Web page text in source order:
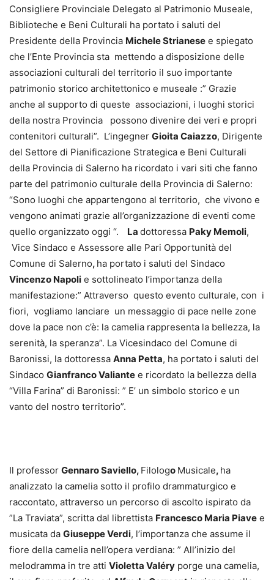
Consigliere Provinciale Delegato al Patrimonio Museale,
Biblioteche e Beni Culturali ha portato i saluti del
Presidente della Provincia Michele Strianese e spiegato
che l’Ente Provincia sta mettendo a disposizione delle
associazioni culturali del territorio il suo importante
patrimonio storico architettonico e museale :” Grazie
anche al supporto di queste associazioni, i luoghi storici
della nostra Provincia possono divenire dei veri e propri
contenitori culturali”. L’ingegner Gioita Caiazzo, Dirigente
del Settore di Pianificazione Strategica e Beni Culturali
della Provincia di Salerno ha ricordato i vari siti che fanno
parte del patrimonio culturale della Provincia di Salerno:
“Sono luoghi che appartengono al territorio, che vivono e
vengono animati grazie all’organizzazione di eventi come
quello organizzato oggi “.
La dottoressa Paky Memoli,
Vice Sindaco e Assessore alle Pari Opportunità del
Comune di Salerno, ha portato i saluti del Sindaco
Vincenzo Napoli e sottolineato l’importanza della
manifestazione:” Attraverso questo evento culturale, con i
fiori, vogliamo lanciare un messaggio di pace nelle zone
dove la pace non c’è: la camelia rappresenta la bellezza, la
serenità, la speranza”. La Vicesindaco del Comune di
Baronissi, la dottoressa Anna Petta, ha portato i saluti del
Sindaco Gianfranco Valiante e ricordato la bellezza della
“Villa Farina” di Baronissi: ” E’ un simbolo storico e un
vanto del nostro territorio”.
Il professor Gennaro Saviello, Filologo Musicale, ha
analizzato la camelia sotto il profilo drammaturgico e
raccontato, attraverso un percorso di ascolto ispirato da
”La Traviata”, scritta dal librettista Francesco Maria Piave e
musicata da Giuseppe Verdi, l’importanza che assume il
fiore della camelia nell’opera verdiana: ” All’inizio del
melodramma in tre atti Violetta Valéry porge una camelia,